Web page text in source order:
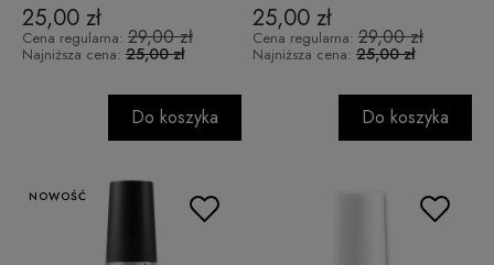
25,00 zł
Cena regularna: 29,00 zł
Najniższa cena: 25,00 zł
Do koszyka
25,00 zł
Cena regularna: 29,00 zł
Najniższa cena: 25,00 zł
Do koszyka
NOWOŚĆ